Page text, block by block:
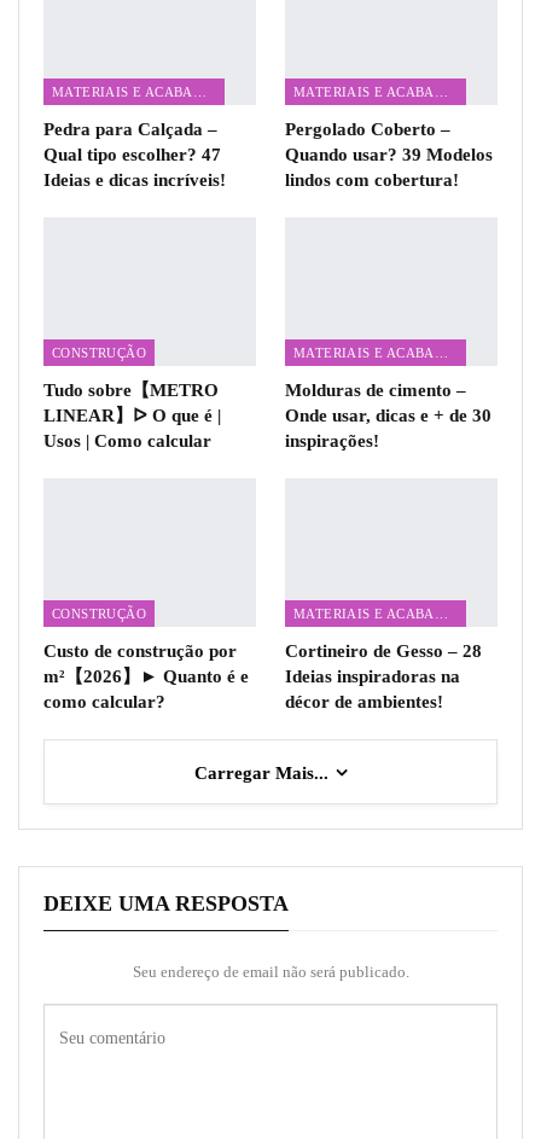
Pedra para Calçada –
Qual tipo escolher? 47
Ideias e dicas incríveis!
Pergolado Coberto –
Quando usar? 39 Modelos
lindos com cobertura!
CONSTRUÇÃO
Tudo sobre【METRO
LINEAR】ᐅ O que é |
Usos | Como calcular
Molduras de cimento –
Onde usar, dicas e + de 30
inspirações!
CONSTRUÇÃO
Custo de construção por
m²【2026】► Quanto é e
como calcular?
Cortineiro de Gesso – 28
Ideias inspiradoras na
décor de ambientes!
Carregar Mais...
DEIXE UMA RESPOSTA
Seu endereço de email não será publicado.